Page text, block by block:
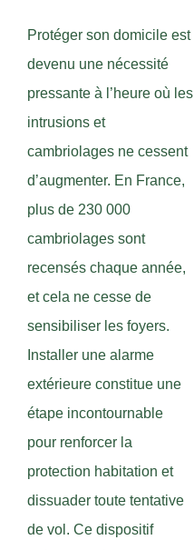
Protéger son domicile est
devenu une nécessité
pressante à l’heure où les
intrusions et
cambriolages ne cessent
d’augmenter. En France,
plus de 230 000
cambriolages sont
recensés chaque année,
et cela ne cesse de
sensibiliser les foyers.
Installer une alarme
extérieure constitue une
étape incontournable
pour renforcer la
protection habitation et
dissuader toute tentative
de vol. Ce dispositif